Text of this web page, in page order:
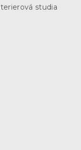
studia